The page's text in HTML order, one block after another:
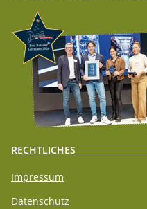
RECHTLICHES
Impressum
Datenschutz